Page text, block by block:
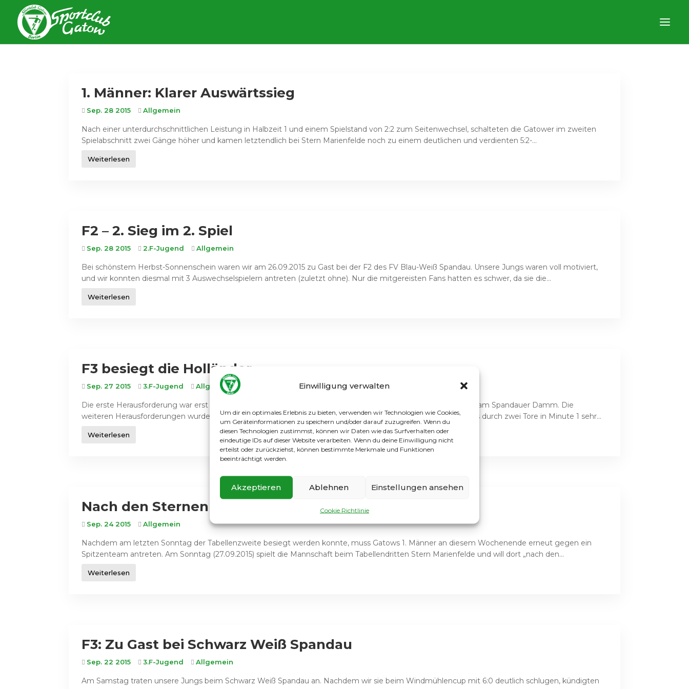
Einwilligung verwalten
Um dir ein optimales Erlebnis zu bieten, verwenden wir Technologien wie Cookies,
um Geräteinformationen zu speichern und/oder darauf zuzugreifen. Wenn du
diesen Technologien zustimmst, können wir Daten wie das Surfverhalten oder
eindeutige IDs auf dieser Website verarbeiten. Wenn du deine Einwilligung nicht
erteilst oder zurückziehst, können bestimmte Merkmale und Funktionen
beeinträchtigt werden.
Akzeptieren Ablehnen Einstellungen ansehen
Cookie Richtlinie
1. Männer: Klarer Auswärtssieg
Sep. 28 2015 Allgemein
Nach einer unterdurchschnittlichen Leistung in Halbzeit 1 und einem Spielstand von 2:2 zum Seitenwechsel, schalteten die Gatower im zweiten
Spielabschnitt zwei Gänge höher und kamen letztendlich bei Stern Marienfelde noch zu einem deutlichen und verdienten 5:2-...
Weiterlesen
F2 – 2. Sieg im 2. Spiel
Sep. 28 2015 2.F-Jugend Allgemein
Bei schönstem Herbst-Sonnenschein waren wir am 26.09.2015 zu Gast bei der F2 des FV Blau-Weiß Spandau. Unsere Jungs waren voll motiviert,
und wir konnten diesmal mit 3 Auswechselspielern antreten (zuletzt ohne). Nur die mitgereisten Fans hatten es schwer, da sie die...
Weiterlesen
F3 besiegt die Holländer
Sep. 27 2015 3.F-Jugend Allgemein
Die erste Herausforderung war erst einmal ein bemerkenswert langer Fußmarsch zum Platz von Oranje Berlin am Spandauer Damm. Die
weiteren Herausforderungen wurden bei schönem Fußballwetter aber auch gut gemeistert. Für Gatow ging es durch zwei Tore in Minute 1 sehr...
Weiterlesen
Nach den Sternen greifen
Sep. 24 2015 Allgemein
Nachdem am letzten Sonntag der Tabellenzweite besiegt werden konnte, muss Gatows 1. Männer an diesem Wochenende erneut gegen ein
Spitzenteam antreten. Am Sonntag (27.09.2015) spielt die Mannschaft beim Tabellendritten Stern Marienfelde und will dort „nach den...
Weiterlesen
F3: Zu Gast bei Schwarz Weiß Spandau
Sep. 22 2015 3.F-Jugend Allgemein
Am Samstag traten unsere Jungs beim Schwarz Weiß Spandau an. Nachdem wir sie beim Windmühlencup mit 6:0 deutlich schlugen, kündigten